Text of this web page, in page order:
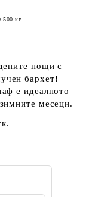
кг
нощи с
бархет!
е идеалното
месеци.